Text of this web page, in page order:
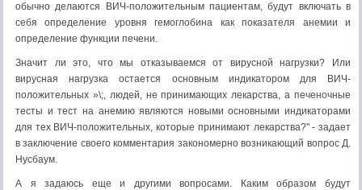
обычно делаются ВИЧ-положительным пациентам, будут включать в
себя определение уровня гемоглобина как показателя анемии и
определение функции печени.
Значит ли это, что мы отказываемся от вирусной нагрузки? Или
вирусная нагрузка остается основным индикатором для ВИЧ-
положительных »\;, людей, не принимающих лекарства, а печеночные
тесты и тест на анемию являются новыми основными индикаторами
для тех ВИЧ-положительных, которые принимают лекарства?" - задает
в заключение своего комментария закономерно возникающий вопрос Д.
Нусбаум.
А я задаюсь еще и другими вопросами. Каким образом будут